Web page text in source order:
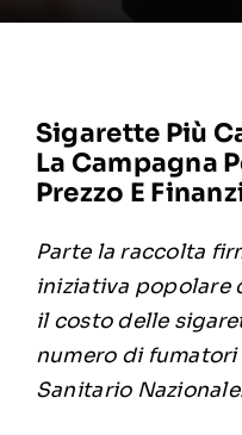
Sigarette Più
La Campagna
Prezzo E
Parte la raccolta
iniziativa popolare
il costo delle
numero di fumatori
Sanitario